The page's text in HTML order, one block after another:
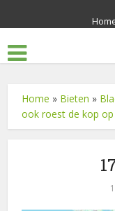
Home » Bieten »
ook roest de kop